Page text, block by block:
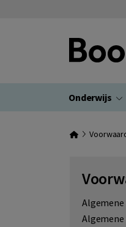
Onderwijs